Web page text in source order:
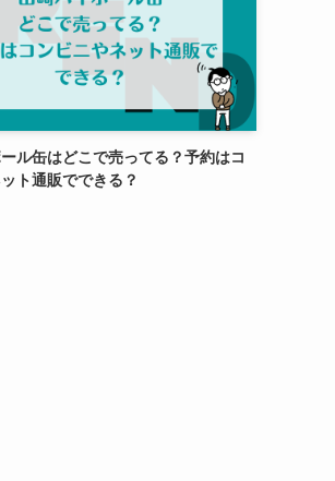
ル缶はどこで売ってる？予約はコ
ト通販でできる？